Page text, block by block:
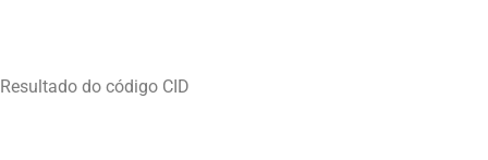
Resultado do código CID